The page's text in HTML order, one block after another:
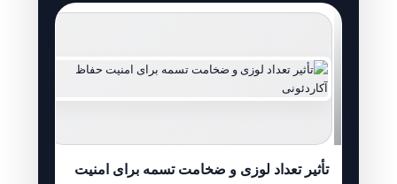
تأثیر تعداد لوزی و ضخامت تسمه برای امنیت